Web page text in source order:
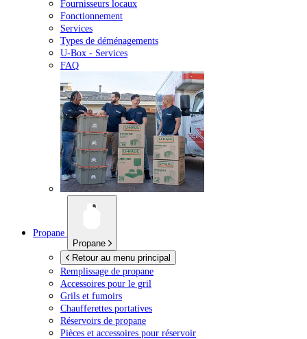
Fournisseurs locaux
Fonctionnement
Services
Types de déménagements
U-Box - Services
FAQ
Propane
Propane
Retour au menu principal
Remplissage de propane
Accessoires pour le gril
Grils et fumoirs
Chaufferettes portatives
Réservoirs de propane
Pièces et accessoires pour réservoir